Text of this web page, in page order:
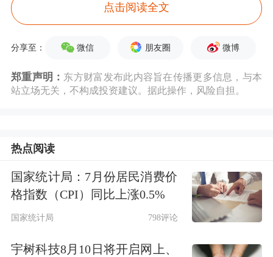
点击阅读全文
分享至： 微信 朋友圈 微博
郑重声明： 东方财富发布此内容旨在传播更多信息，与本
站立场无关，不构成投资建议。据此操作，风险自担。
热点阅读
国家统计局：7月份居民消费价
格指数（CPI）同比上涨0.5%
国家统计局 798评论
宇树科技8月10日将开启网上、